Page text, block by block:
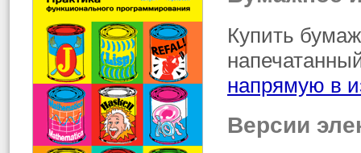
Купить
напрямую в
Версии